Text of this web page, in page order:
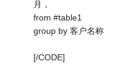
月，
from #table1
group by 客户名称
[/CODE]